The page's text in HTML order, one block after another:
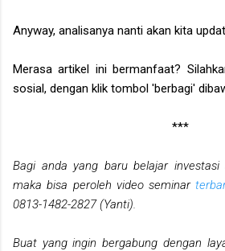
Anyway, analisanya nanti akan kita
Merasa artikel ini bermanfaat?
sosial, dengan klik tombol 'berbagi'
***
Bagi anda yang baru belajar investasi
maka bisa peroleh video seminar
0813-1482-2827 (Yanti).
Buat yang ingin bergabung dengan